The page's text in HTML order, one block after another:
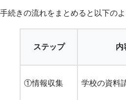
手続きの流れをまとめると以下のよ
ステップ 内
①情報収集 学校の資料